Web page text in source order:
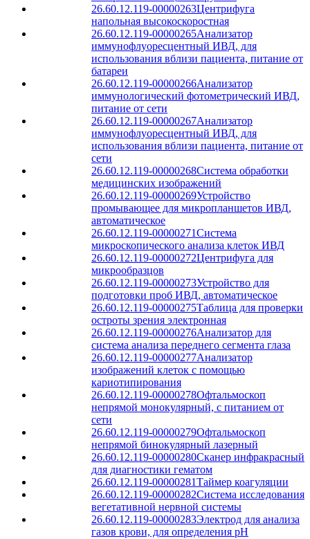
26.60.12.119-00000263Центрифуга
напольная высокоскоростная
26.60.12.119-00000265Анализатор
иммунофлуоресцентный ИВД, для
использования вблизи пациента, питание от
батареи
26.60.12.119-00000266Анализатор
иммунологический фотометрический ИВД,
питание от сети
26.60.12.119-00000267Анализатор
иммунофлуоресцентный ИВД, для
использования вблизи пациента, питание от
сети
26.60.12.119-00000268Система обработки
медицинских изображений
26.60.12.119-00000269Устройство
промывающее для микропланшетов ИВД,
автоматическое
26.60.12.119-00000271Система
микроскопического анализа клеток ИВД
26.60.12.119-00000272Центрифуга для
микрообразцов
26.60.12.119-00000273Устройство для
подготовки проб ИВД, автоматическое
26.60.12.119-00000275Таблица для проверки
остроты зрения электронная
26.60.12.119-00000276Анализатор для
система анализа переднего сегмента глаза
26.60.12.119-00000277Анализатор
изображений клеток с помощью
кариотипирования
26.60.12.119-00000278Офтальмоскоп
непрямой монокулярный, с питанием от
сети
26.60.12.119-00000279Офтальмоскоп
непрямой бинокулярный лазерный
26.60.12.119-00000280Сканер инфракрасный
для диагностики гематом
26.60.12.119-00000281Таймер коагуляции
26.60.12.119-00000282Система исследования
вегетативной нервной системы
26.60.12.119-00000283Электрод для анализа
газов крови, для определения pH